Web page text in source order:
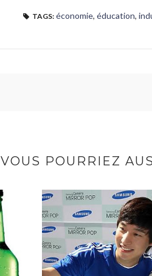
TAGS: économie, éducation,
VOUS POURRIEZ